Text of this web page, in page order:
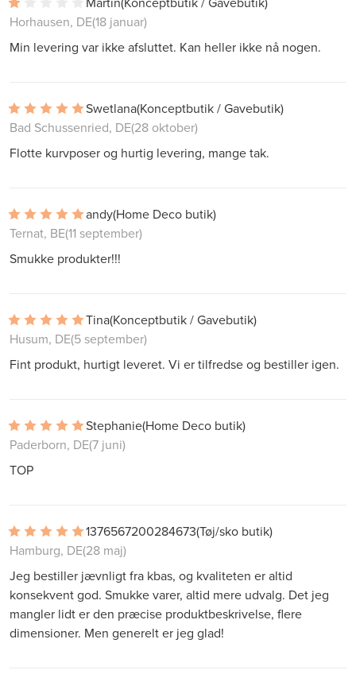
Horhausen, DE(18 januar)
Min levering var ikke afsluttet. Kan heller ikke nå nogen.
Swetlana(Konceptbutik / Gavebutik)
Bad Schussenried, DE(28 oktober)
Flotte kurvposer og hurtig levering, mange tak.
andy(Home Deco butik)
Ternat, BE(11 september)
Smukke produkter!!!
Tina(Konceptbutik / Gavebutik)
Husum, DE(5 september)
Fint produkt, hurtigt leveret. Vi er tilfredse og bestiller igen.
Stephanie(Home Deco butik)
Paderborn, DE(7 juni)
TOP
1376567200284673(Tøj/sko butik)
Hamburg, DE(28 maj)
Jeg bestiller jævnligt fra kbas, og kvaliteten er altid
konsekvent god. Smukke varer, altid mere udvalg. Det jeg
mangler lidt er den præcise produktbeskrivelse, flere
dimensioner. Men generelt er jeg glad!